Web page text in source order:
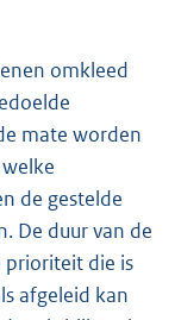
omkleed
mate worden
de gestelde
De duur van de
prioriteit die is
afgeleid kan